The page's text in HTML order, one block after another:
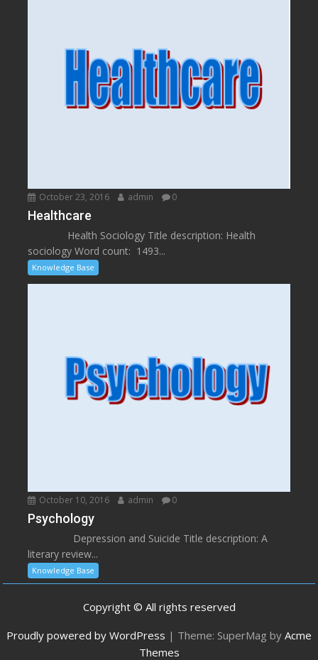
October 23, 2016 admin 0
Healthcare
Health Sociology Title description: Health
sociology Word count: 1493...
Knowledge Base
October 10, 2016 admin 0
Psychology
Depression and Suicide Title description: A
literary review...
Knowledge Base
Copyright © All rights reserved
Proudly powered by WordPress | Theme: SuperMag by Acme
Themes